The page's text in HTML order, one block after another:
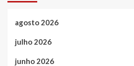
agosto 2026
julho 2026
junho 2026